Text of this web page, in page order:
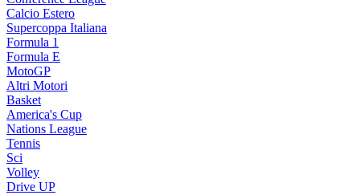
Calcio Estero
Supercoppa Italiana
Formula 1
Formula E
MotoGP
Altri Motori
Basket
America's Cup
Nations League
Tennis
Sci
Volley
Drive UP